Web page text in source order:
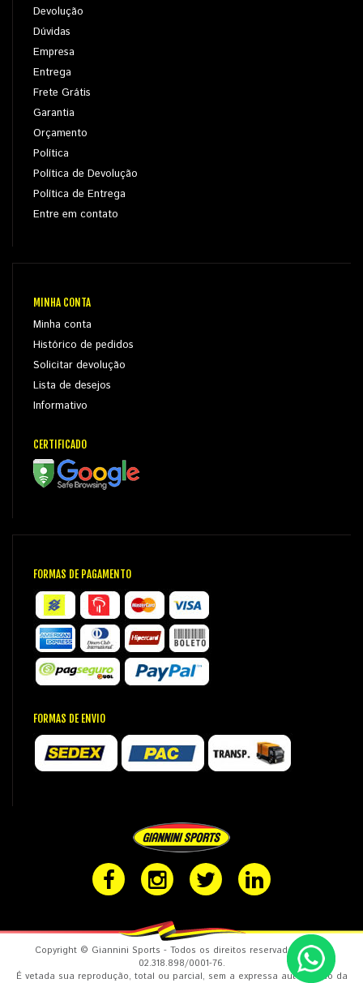
Devolução
Dúvidas
Empresa
Entrega
Frete Grátis
Garantia
Orçamento
Política
Política de Devolução
Política de Entrega
Entre em contato
MINHA CONTA
Minha conta
Histórico de pedidos
Solicitar devolução
Lista de desejos
Informativo
CERTIFICADO
FORMAS DE PAGAMENTO
FORMAS DE ENVIO
Copyright © Giannini Sports - Todos os direitos reservados. CNPJ:
02.318.898/0001-76.
É vetada sua reprodução, total ou parcial, sem a expressa autorização da